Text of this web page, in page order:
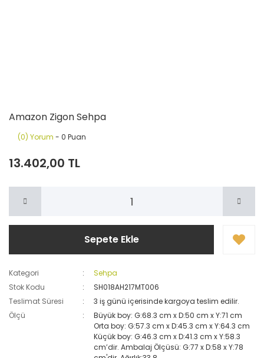
Amazon Zigon Sehpa
(0) Yorum - 0 Puan
13.402,00 TL
Sepete Ekle
Kategori
Sehpa
Stok Kodu
SH018AH217MT006
Teslimat Süresi
3 iş günü içerisinde kargoya teslim edilir.
Ölçü
Büyük boy: G:68.3 cm x D:50 cm x Y:71 cm
Orta boy: G:57.3 cm x D:45.3 cm x Y:64.3 cm
Küçük boy: G:46.3 cm x D:41.3 cm x Y:58.3
cm’dir. Ambalaj Ölçüsü: G:77 x D:58 x Y:78